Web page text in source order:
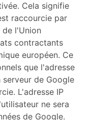
Cela signifie
raccourcie par
de l'Union
contractants
européen. Ce
que l'adresse
serveur de Google
L'adresse IP
ne sera
de Google.